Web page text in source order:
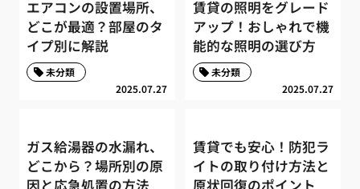
エアコンの設置場所、
どこが最適？部屋のタ
イプ別に解説
2025.07.27
未分類
賃貸の照明をグレード
アップ！おしゃれで機
能的な照明の選び方
2025.07.27
未分類
ガス給湯器の水漏れ、
どこから？場所別の原
因と応急処置の方法
賃貸でも安心！防犯ラ
イトの取り付け方法と
原状回復のポイント